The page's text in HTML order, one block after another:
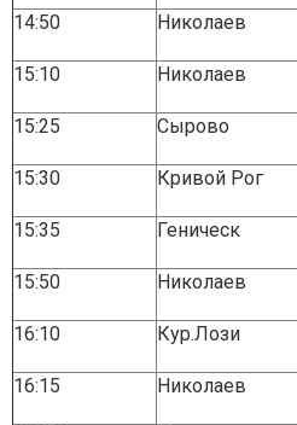
14:50 Николаев
15:10 Николаев
15:25 Сырово
15:30 Кривой Рог
15:35 Геническ
15:50 Николаев
16:10 Кур.Лози
16:15 Николаев